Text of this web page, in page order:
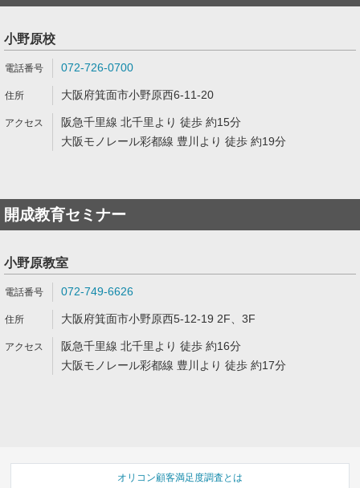
小野原校
072-726-0700
大阪府箕面市小野原西6-11-20
阪急千里線 北千里より 徒歩 約15分
大阪モノレール彩都線 豊川より 徒歩 約19分
開成教育セミナー
小野原教室
072-749-6626
大阪府箕面市小野原西5-12-19 2F、3F
阪急千里線 北千里より 徒歩 約16分
大阪モノレール彩都線 豊川より 徒歩 約17分
オリコン顧客満足度調査とは